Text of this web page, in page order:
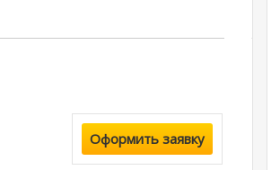
Оформить заявку